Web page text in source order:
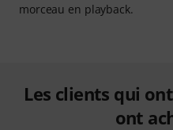
morceau en playback.
Les clients qui
ont